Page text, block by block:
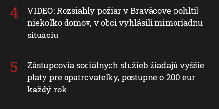
VIDEO: Rozsiahly požiar v Braväcove pohltil
niekoľko domov, v obci vyhlásili mimoriadnu
situáciu
Zástupcovia sociálnych služieb žiadajú vyššie
platy pre opatrovateľky, postupne o 200 eur
každý rok